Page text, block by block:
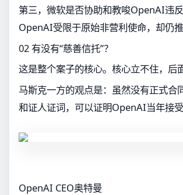
第三，微软是否协助和教唆OpenAI违
OpenAI受限于原始非营利使命，却仍
02 有没有“慈善信托”？
这是整个案子的核心。核心立不住，后
马斯克一方的观点是：虽然没有正式
和证人证词，可以证明OpenAI当年接
OpenAI CEO奥特曼